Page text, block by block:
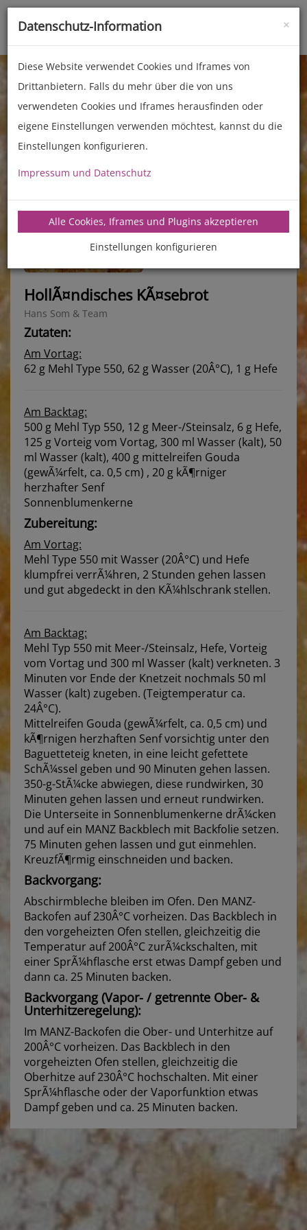
Toggle
HollÃ¤ndisches KÃ¤sebrot
Hans Som & Team
Zutaten:
Am Vortag:
62 g Mehl Type 550, 62 g Wasser (20Â°C), 1 g Hefe
Am Backtag:
500 g Mehl Typ 550, 12 g Meer-/Steinsalz, 6 g Hefe,
125 g Vorteig vom Vortag, 300 ml Wasser (kalt), 50
ml Wasser (kalt), 400 g mittelreifen Gouda
(gewÃ¼rfelt, ca. 0,5 cm) , 20 g kÃ¶rniger
herzhafter Senf
Sonnenblumenkerne
Zubereitung:
Am Vortag:
Mehl Type 550 mit Wasser (20Â°C) und Hefe
klumpfrei verrÃ¼hren, 2 Stunden gehen lassen
und gut abgedeckt in den KÃ¼hlschrank stellen.
Am Backtag:
Mehl Typ 550 mit Meer-/Steinsalz, Hefe, Vorteig
vom Vortag und 300 ml Wasser (kalt) verkneten. 3
Minuten vor Ende der Knetzeit nochmals 50 ml
Wasser (kalt) zugeben. (Teigtemperatur ca.
24Â°C).
Mittelreifen Gouda (gewÃ¼rfelt, ca. 0,5 cm) und
kÃ¶rnigen herzhaften Senf vorsichtig unter den
Baguetteteig kneten, in eine leicht gefettete
SchÃ¼ssel geben und 90 Minuten gehen lassen.
350-g-StÃ¼cke abwiegen, diese rundwirken, 30
Minuten gehen lassen und erneut rundwirken.
Die Unterseite in Sonnenblumenkerne drÃ¼cken
und auf ein MANZ Backblech mit Backfolie setzen.
75 Minuten gehen lassen und gut einmehlen.
KreuzfÃ¶rmig einschneiden und backen.
Backvorgang:
Abschirmbleche bleiben im Ofen. Den MANZ-
Backofen auf 230Â°C vorheizen. Das Backblech in
den vorgeheizten Ofen stellen, gleichzeitig die
Temperatur auf 200Â°C zurÃ¼ckschalten, mit
einer SprÃ¼hflasche erst etwas Dampf geben und
dann ca. 25 Minuten backen.
Backvorgang (Vapor- / getrennte Ober- &
Unterhitzeregelung):
Im MANZ-Backofen die Ober- und Unterhitze auf
200Â°C vorheizen. Das Backblech in den
vorgeheizten Ofen stellen, gleichzeitig die
Oberhitze auf 230Â°C hochschalten. Mit einer
SprÃ¼hflasche oder der Vaporfunktion etwas
Dampf geben und ca. 25 Minuten backen.
×
Datenschutz-Information
Diese Website verwendet Cookies und Iframes von
Drittanbietern. Falls du mehr über die von uns
verwendeten Cookies und Iframes herausfinden oder
eigene Einstellungen verwenden möchtest, kannst du die
Einstellungen konfigurieren.
Impressum und Datenschutz
Alle Cookies, Iframes und Plugins akzeptieren
Einstellungen konfigurieren